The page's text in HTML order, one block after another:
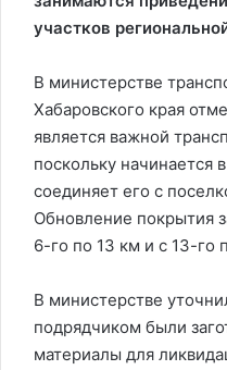
участков
В министерстве
Хабаровского края
является важной
поскольку начинается
соединяет его с
Обновление покрытия
6-го по 13 км и с 13-го
В министерстве
подрядчиком были
материалы для